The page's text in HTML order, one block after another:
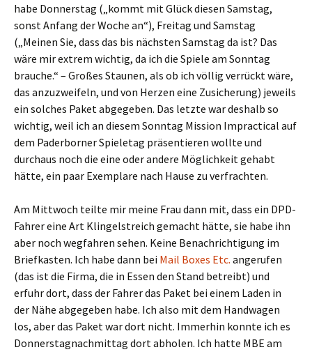
habe Donnerstag („kommt mit Glück diesen Samstag,
sonst Anfang der Woche an“), Freitag und Samstag
(„Meinen Sie, dass das bis nächsten Samstag da ist? Das
wäre mir extrem wichtig, da ich die Spiele am Sonntag
brauche.“ – Großes Staunen, als ob ich völlig verrückt wäre,
das anzuzweifeln, und von Herzen eine Zusicherung) jeweils
ein solches Paket abgegeben. Das letzte war deshalb so
wichtig, weil ich an diesem Sonntag Mission Impractical auf
dem Paderborner Spieletag präsentieren wollte und
durchaus noch die eine oder andere Möglichkeit gehabt
hätte, ein paar Exemplare nach Hause zu verfrachten.
Am Mittwoch teilte mir meine Frau dann mit, dass ein DPD-
Fahrer eine Art Klingelstreich gemacht hätte, sie habe ihn
aber noch wegfahren sehen. Keine Benachrichtigung im
Briefkasten. Ich habe dann bei Mail Boxes Etc. angerufen
(das ist die Firma, die in Essen den Stand betreibt) und
erfuhr dort, dass der Fahrer das Paket bei einem Laden in
der Nähe abgegeben habe. Ich also mit dem Handwagen
los, aber das Paket war dort nicht. Immerhin konnte ich es
Donnerstagnachmittag dort abholen. Ich hatte MBE am